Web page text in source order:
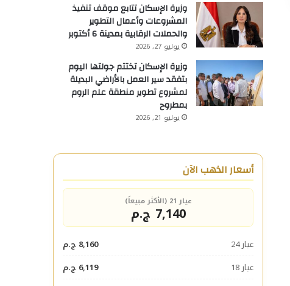
وزيرة الإسكان تتابع موقف تنفيذ
المشروعات وأعمال التطوير
والحملات الرقابية بمدينة 6 أكتوبر
يوليو 27, 2026
وزيرة الإسكان تختتم جولتها اليوم
بتفقد سير العمل بالأراضي البديلة
لمشروع تطوير منطقة علم الروم
بمطروح
يوليو 21, 2026
أسعار الذهب الآن
عيار 21 (الأكثر مبيعاً)
7,140 ج.م
عيار 24
8,160 ج.م
عيار 18
6,119 ج.م